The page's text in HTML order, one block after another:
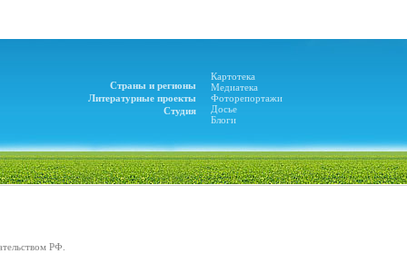
Страны и регионы
Литературные проекты
Студия
Картотека
Медиатека
Фоторепортажи
Досье
Блоги
РФ.